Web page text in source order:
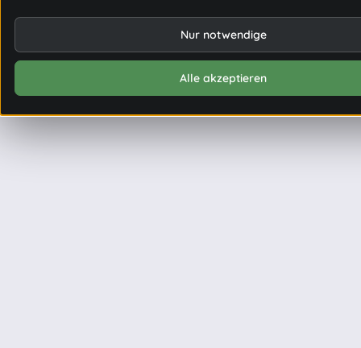
Nur notwendige
Alle akzeptieren